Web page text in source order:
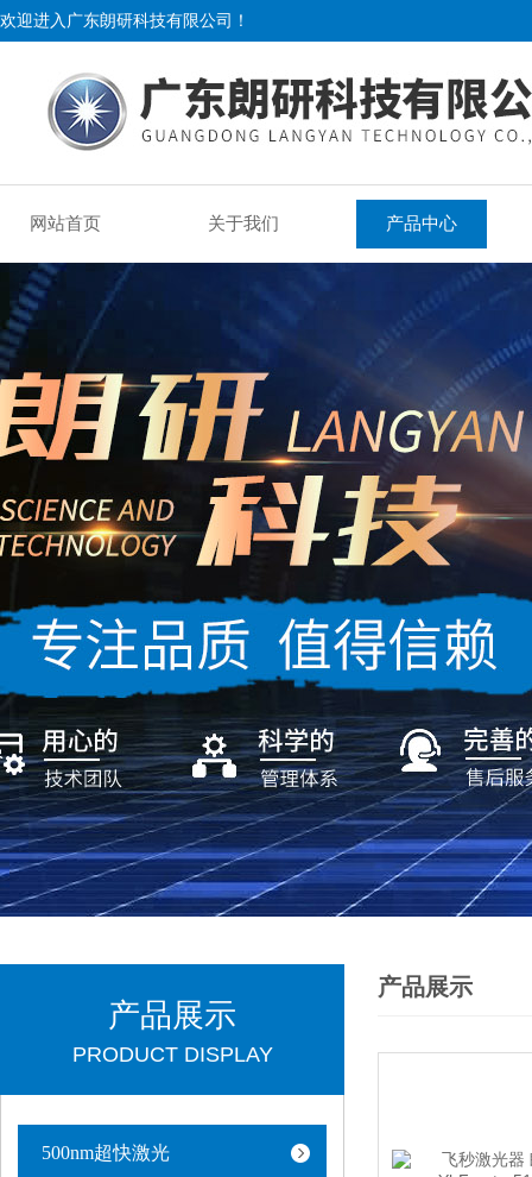
欢迎进入广东朗研科技有限公司！
网站首页 关于我们 产品中心
产品展示
PRODUCT DISPLAY
500nm超快激光
产品展示